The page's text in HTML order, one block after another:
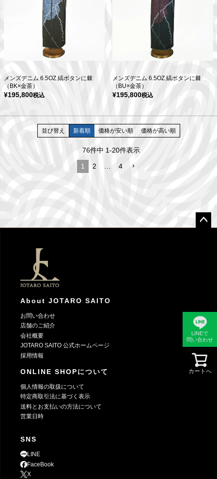
メンズデニム 6.5OZ 縞ボタンに棘
（BK×金茶）
¥195,800税込
メンズデニム 6.5OZ 縞ボタンに棘
（BU×金茶）
¥195,800税込
並び替え 新着順 価格が安い順 価格が高い順
76件中 1-20件表示
1 2 4
LINEで
問い合わせ
カートへ
About JOTARO SAITO
お問い合わせ
店舗のご紹介
会社概要
JOTARO SAITO 公式ホームページ
採用情報
ONLINE SHOPについて
個人情報の取扱について
特定商取引法に基づく表示
送料とお支払いの方法について
営業日時
SNS
LINE
FaceBook
X